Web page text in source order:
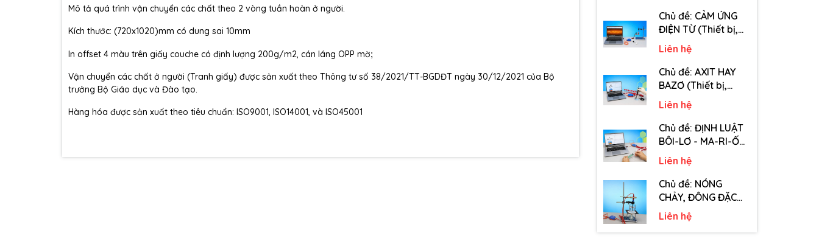
Mô tả quá trình vận chuyển các chất theo 2 vòng tuần hoàn ở người.
Kích thước: (720x1020)mm có dung sai 10mm
In offset 4 màu trên giấy couche có định lượng 200g/m2, cán láng OPP mờ;
Vận chuyển các chất ở người (Tranh giấy) được sản xuất theo Thông tư số 38/2021/TT-BGDĐT ngày 30/12/2021 của Bộ
trưởng Bộ Giáo dục và Đào tạo.
Hàng hóa được sản xuất theo tiêu chuẩn: ISO9001, ISO14001, và ISO45001
độ truyền âm - Lớp
12)
Chủ đề: CẢM ỨNG
ĐIỆN TỪ (Thiết bị,
dụng cụ, vật tư tiêu
hao chủ đề Cảm
ứng điện từ - Lớp 11)
Liên hệ
Chủ đề: AXIT HAY
BAZƠ (Thiết bị,
dụng cụ, vật tư tiêu
hao chủ đề Axit hay
Bazơ - Lớp 11)
Liên hệ
Chủ đề: ĐỊNH LUẬT
BÔI-LƠ - MA-RI-ỐT
(Thiết bị, dụng cụ,
vật tư tiêu hao chủ
đề Định luật Bôi-Lơ-
Ma-Ri-Ốt - Lớp 10)
Liên hệ
Chủ đề: NÓNG
CHẢY, ĐÔNG ĐẶC
(Thiết bị, dụng cụ,
vật tư tiêu hao chủ
đề Nóng chảy,
Liên hệ